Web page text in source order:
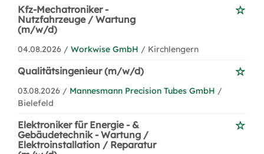
Kfz-Mechatroniker -
Nutzfahrzeuge / Wartung
(m/w/d)
04.08.2026 / Workwise GmbH / Kirchlengern
Qualitätsingenieur (m/w/d)
03.08.2026 / Mannesmann Precision Tubes GmbH /
Bielefeld
Elektroniker für Energie - &
Gebäudetechnik - Wartung /
Elektroinstallation / Reparatur